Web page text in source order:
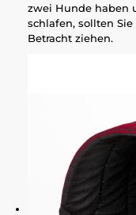
zwei Hunde haben
schlafen, sollten
Betracht ziehen.